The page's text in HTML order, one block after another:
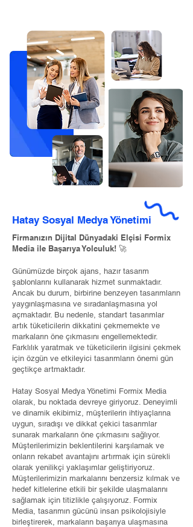
Hatay Sosyal Medya Yönetimi
Firmanızın Dijital Dünyadaki Elçisi Formix
Media ile Başarıya Yolculuk! 🚀
Günümüzde birçok ajans, hazır tasarım
şablonlarını kullanarak hizmet sunmaktadır.
Ancak bu durum, birbirine benzeyen tasarımların
yaygınlaşmasına ve sıradanlaşmasına yol
açmaktadır. Bu nedenle, standart tasarımlar
artık tüketicilerin dikkatini çekmemekte ve
markaların öne çıkmasını engellemektedir.
Farklılık yaratmak ve tüketicilerin ilgisini çekmek
için özgün ve etkileyici tasarımların önemi gün
geçtikçe artmaktadır.
Hatay Sosyal Medya Yönetimi Formix Media
olarak, bu noktada devreye giriyoruz. Deneyimli
ve dinamik ekibimiz, müşterilerin ihtiyaçlarına
uygun, sıradışı ve dikkat çekici tasarımlar
sunarak markaların öne çıkmasını sağlıyor.
Müşterilerimizin beklentilerini karşılamak ve
onların rekabet avantajını artırmak için sürekli
olarak yenilikçi yaklaşımlar geliştiriyoruz.
Müşterilerimizin markalarını benzersiz kılmak ve
hedef kitlelerine etkili bir şekilde ulaşmalarını
sağlamak için titizlikle çalışıyoruz. Formix
Media, tasarımın gücünü insan psikolojisiyle
birleştirerek, markaların başarıya ulaşmasına